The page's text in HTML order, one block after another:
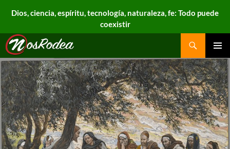
Dios, ciencia, espíritu, tecnología, naturaleza, fe: Todo puede
coexistir
Nos Rodea
Search
MENU